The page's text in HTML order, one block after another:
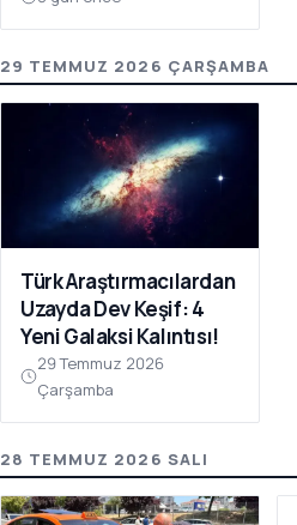
29 TEMMUZ 2026 ÇARŞAMBA
Türk Araştırmacılardan
Uzayda Dev Keşif: 4
Yeni Galaksi Kalıntısı!
29 Temmuz 2026
Çarşamba
28 TEMMUZ 2026 SALI